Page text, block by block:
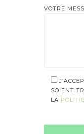
VOTRE
SOIENT
LA